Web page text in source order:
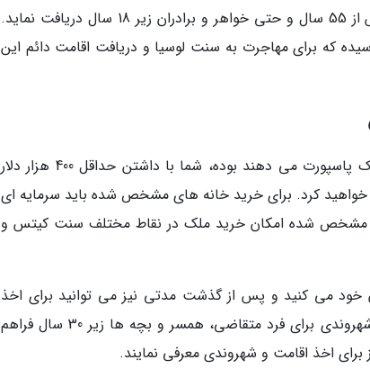
می تواند شهروندی را برای بچه ها زیر 30 سال، والدین بیش از 55 سال و حتی خواهر و برادران زیر 18 سال دریافت نماید.
زمان آن فرا رسیده که برای مهاجرت به سنت لوسیا و دریافت اقامت دائم این
سنت کیتس و نویس از آن دسته کشورهایی که با خرید ملک پاسپورت می دهند بوده، شما با داشتن حداقل 400 هزار دلار
خواهید کرد. برای خرید خانه های مشخص شده باید سرمایه ای
با مبالغ مشخص شده امکان خرید ملک در نقاط مختلف سنت کیتس و
کشور را از آن خود می کنید و پس از گذشت مدتی نیز می توانید برای اخذ
پاسپورت اقدامات لازم را انجام دهید گذشته از این موضوع شهروندی برای فرد متقاضی، همسر و بچه ها زیر 30 سال فراهم